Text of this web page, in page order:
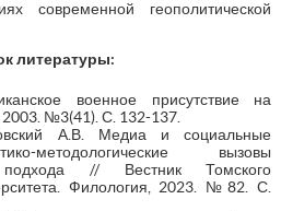
современной геополитической
литературы:
военное присутствие на
№3(41). С. 132-137.
А.В. Медиа и социальные
методологические вызовы
подхода // Вестник Томского
Филология, 2023. №82. С.